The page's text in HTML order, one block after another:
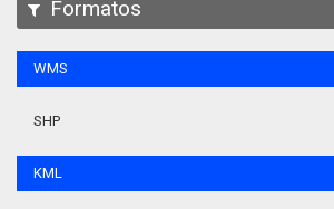
Formatos
WMS
SHP
KML